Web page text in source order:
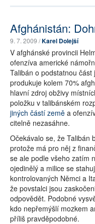
Afghánistán:
9. 7. 2009 /Karel Dolejší
V afghánské provincii
ofenzíva americké
Talibán o podstatnou
produkuje kolem 70%
hlavní zdroj obživy
položku v talibánském
jiných částí země a
citelně nezasáhne.
Očekávalo se, že Talibán
protože má pro něj z
se ale podle všeho zatím
ojedinělý a milice se
kontrolovaných Němci a
že povstalci jsou
odpovědět. Podobné
kdo nepřemýšlí mozkem
příliš pravděpodobné.